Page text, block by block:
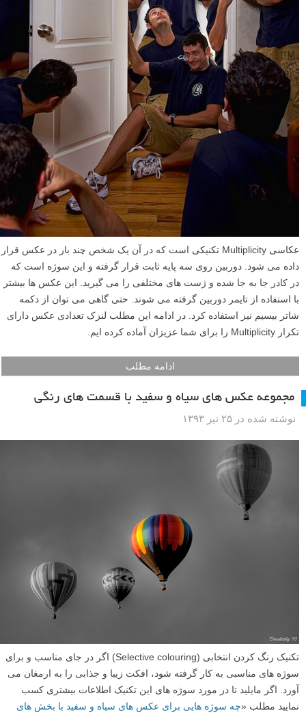
عکاسی Multiplicity تکنیکی است که در آن یک شخص چند بار در عکس قرار
داده می شود. دوربین روی سه پایه ثابت قرار گرفته و این سوژه است که
در کادر جا به جا شده و ژست های مختلفی را می گیرید. این عکس ها بیشتر
با استفاده از تایمر دوربین گرفته می شوند. حتی گاهی می توان از دکمه
شاتر بیسیم نیز استفاده کرد. در ادامه این مطلب لنزک تعدادی عکس دارای
تکرار Multiplicity را برای شما عزیزان آماده کرده ایم.
ادامه مطلب
مجموعه عکس های سیاه و سفید با قسمت های رنگی
نوشته شده در ۲۵ تیر ۱۳۹۳
تکنیک رنگ کردن انتخابی (Selective colouring) اگر در جای مناسب و برای
سوژه های مناسبی به کار گرفته شود، افکت زیبا و جذابی را به ارمغان می
آورد. اگر مایلید تا در مورد سوژه های این تکنیک اطلاعات بیشتری کسب
نمایید مطلب «چه سوژه هایی برای عکس های سیاه و سفید با بخش های